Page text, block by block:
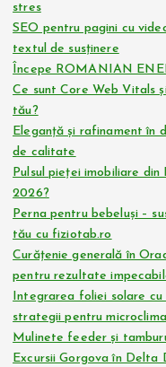
stres
SEO pentru pagini cu
textul de susținere
Începe ROMANIAN
Ce sunt Core Web Vitals
tău?
Eleganță și rafinament în
de calitate
Pulsul pieței imobiliare
2026?
Perna pentru bebeluși –
tău cu fiziotab.ro
Curățenie generală în
pentru rezultate
Integrarea foliei solare cu
strategii pentru
Mulinete feeder și
Excursii Gorgova în Delta